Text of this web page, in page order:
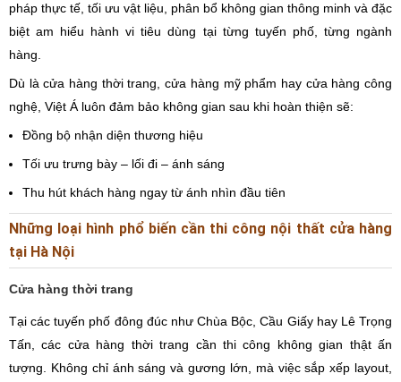
pháp thực tế, tối ưu vật liệu, phân bổ không gian thông minh và đặc
biệt am hiểu hành vi tiêu dùng tại từng tuyến phố, từng ngành
hàng.
Dù là cửa hàng thời trang, cửa hàng mỹ phẩm hay cửa hàng công
nghệ, Việt Á luôn đảm bảo không gian sau khi hoàn thiện sẽ:
Đồng bộ nhận diện thương hiệu
Tối ưu trưng bày – lối đi – ánh sáng
Thu hút khách hàng ngay từ ánh nhìn đầu tiên
Những loại hình phổ biến cần thi công nội thất cửa hàng
tại Hà Nội
Cửa hàng thời trang
Tại các tuyến phố đông đúc như Chùa Bộc, Cầu Giấy hay Lê Trọng
Tấn, các cửa hàng thời trang cần thi công không gian thật ấn
tượng. Không chỉ ánh sáng và gương lớn, mà việc sắp xếp layout,